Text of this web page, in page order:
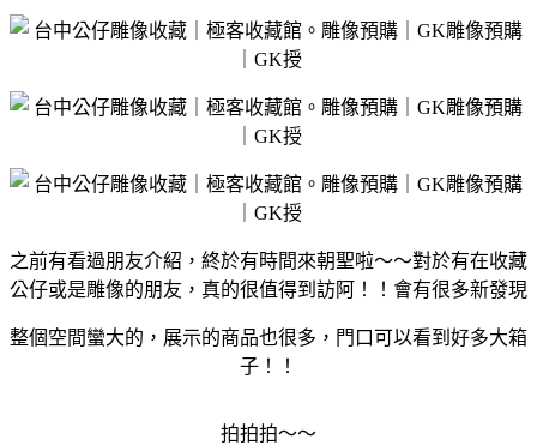
之前有看過朋友介紹，終於有時間來朝聖啦～～對於有在收藏
公仔或是雕像的朋友，真的很值得到訪阿！！會有很多新發現
整個空間蠻大的，展示的商品也很多，門口可以看到好多大箱
子！！
拍拍拍～～